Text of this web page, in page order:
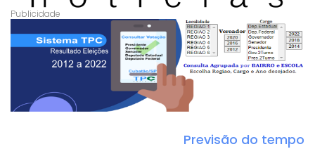
Previsão do tempo